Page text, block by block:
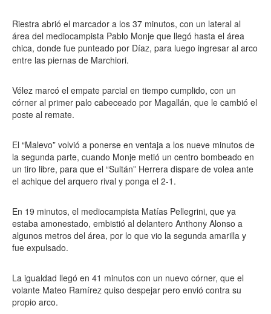
Riestra abrió el marcador a los 37 minutos, con un lateral al
área del mediocampista Pablo Monje que llegó hasta el área
chica, donde fue punteado por Díaz, para luego ingresar al arco
entre las piernas de Marchiori.
Vélez marcó el empate parcial en tiempo cumplido, con un
córner al primer palo cabeceado por Magallán, que le cambió el
poste al remate.
El “Malevo” volvió a ponerse en ventaja a los nueve minutos de
la segunda parte, cuando Monje metió un centro bombeado en
un tiro libre, para que el “Sultán” Herrera dispare de volea ante
el achique del arquero rival y ponga el 2-1.
En 19 minutos, el mediocampista Matías Pellegrini, que ya
estaba amonestado, embistió al delantero Anthony Alonso a
algunos metros del área, por lo que vio la segunda amarilla y
fue expulsado.
La igualdad llegó en 41 minutos con un nuevo córner, que el
volante Mateo Ramírez quiso despejar pero envió contra su
propio arco.